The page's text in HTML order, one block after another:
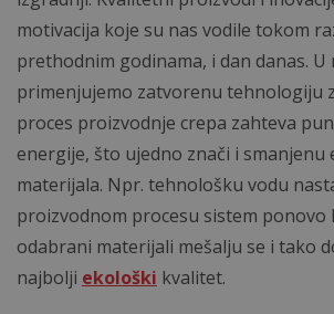
motivacija koje su nas vodile tokom
prethodnim godinama, i dan danas.
primenjujemo zatvorenu tehnologiju
proces proizvodnje crepa zahteva
energije, što ujedno znači i smanjenu
materijala. Npr. tehnološku vodu
proizvodnom procesu sistem ponovo
odabrani materijali mešalju se i tako
najbolji ekološki kvalitet.